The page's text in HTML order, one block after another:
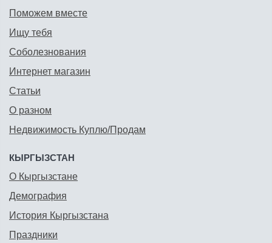
Поможем вместе
Ищу тебя
Соболезнования
Интернет магазин
Статьи
О разном
Недвижимость Куплю/Продам
КЫРГЫЗСТАН
О Кыргызстане
Демография
История Кыргызстана
Праздники